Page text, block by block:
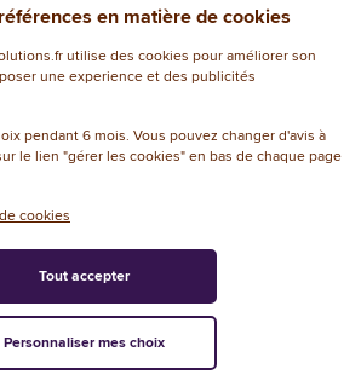
28,98 € HT
EN STOCK, LIVRÉ EN 24/48H
Noir - Fellowes
16,20 € HT
en matière de cookies
utilise des cookies pour améliorer son
une experience et des publicités
pendant 6 mois. Vous pouvez changer d'avis à
le lien "gérer les cookies" en bas de chaque page
cookies
Personnaliser mes choix
Tout accepter